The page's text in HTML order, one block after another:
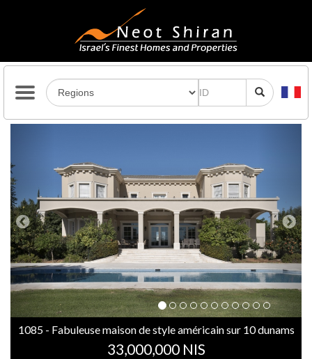
Previous Next
1085 - Fabuleuse maison de style américain sur 10 dunams
33,000,000 NIS